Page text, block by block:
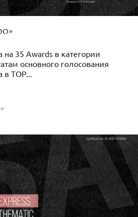
на 35 Awards в категории
основного голосования
в TOP...